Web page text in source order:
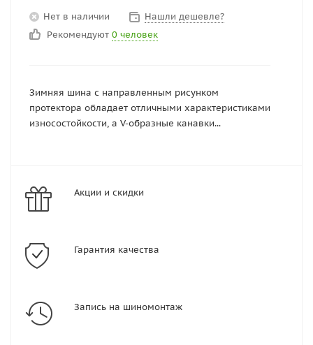
Нет в наличии
Нашли дешевле?
Рекомендуют 0 человек
Зимняя шина с направленным рисунком
протектора обладает отличными характеристиками
износостойкости, а V-образные канавки...
Акции и скидки
Гарантия качества
Запись на шиномонтаж